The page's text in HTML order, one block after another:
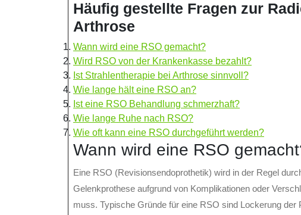
Häufig gestellte Fragen zur
Arthrose
Wann wird eine RSO gemacht?
Wird RSO von der Krankenkasse bezahlt?
Ist Strahlentherapie bei Arthrose sinnvoll?
Wie lange hält eine RSO an?
Ist eine RSO Behandlung schmerzhaft?
Wie lange Ruhe nach RSO?
Wie oft kann eine RSO durchgeführt werden?
Wann wird eine RSO
Eine RSO (Revisionsendoprothetik) wird in der Regel
Gelenkprothese aufgrund von Komplikationen oder
muss. Typische Gründe für eine RSO sind Lockerung